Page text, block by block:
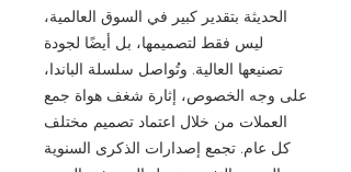
الحديثة بتقدير كبير في السوق العالمية،
ليس فقط لتصميمها، بل أيضًا لجودة
تصنيعها العالية. وتُواصل سلسلة الباندا،
على وجه الخصوص، إثارة شغف هواة جمع
العملات من خلال اعتماد تصميم مختلف
كل عام. تجمع إصدارات الذكرى السنوية